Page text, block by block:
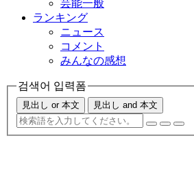
芸能一般
ランキング
ニュース
コメント
みんなの感想
검색어 입력폼
見出し or 本文 見出し and 本文